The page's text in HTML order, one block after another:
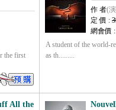
the first
作 者(
定 價 :
網會價 :
A student of the world-
as th.........
All the